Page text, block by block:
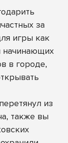
за
игры как
начинающих
в городе,
из
также вы